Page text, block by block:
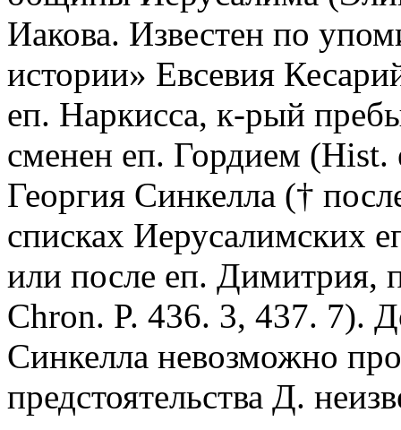
Иакова. Известен по
истории» Евсевия
еп. Наркисса, к-рый
сменен еп. Гордием
Георгия Синкелла (†
списках Иерусалимских
или после еп. Димитрия,
Chron. P. 436. 3, 437. 7).
Синкелла невозможно
предстоятельства Д.